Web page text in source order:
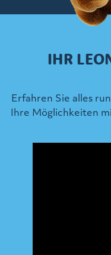
IHR
Erfahren Sie alles
Ihre Möglichkeiten